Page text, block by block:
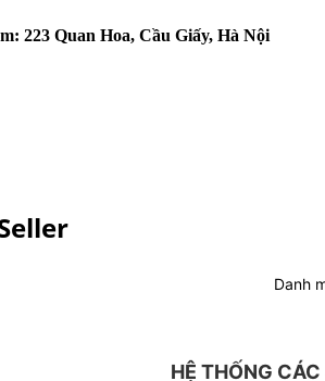
223 Quan Hoa, Cầu Giấy, Hà Nội
Danh
HỆ THỐNG